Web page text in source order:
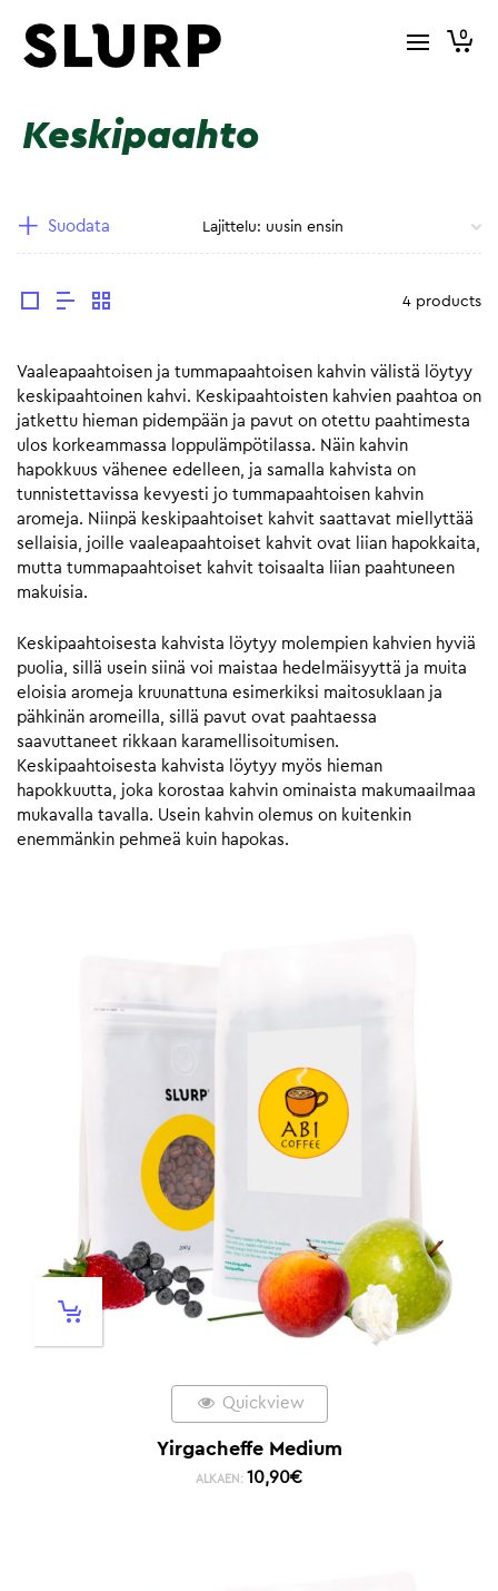
0
Keskipaahto
Suodata
4 products
Vaaleapaahtoisen ja tummapaahtoisen kahvin välistä löytyy
keskipaahtoinen kahvi. Keskipaahtoisten kahvien paahtoa on
jatkettu hieman pidempään ja pavut on otettu paahtimesta
ulos korkeammassa loppulämpötilassa. Näin kahvin
hapokkuus vähenee edelleen, ja samalla kahvista on
tunnistettavissa kevyesti jo tummapaahtoisen kahvin
aromeja. Niinpä keskipaahtoiset kahvit saattavat miellyttää
sellaisia, joille vaaleapaahtoiset kahvit ovat liian hapokkaita,
mutta tummapaahtoiset kahvit toisaalta liian paahtuneen
makuisia.
Keskipaahtoisesta kahvista löytyy molempien kahvien hyviä
puolia, sillä usein siinä voi maistaa hedelmäisyyttä ja muita
eloisia aromeja kruunattuna esimerkiksi maitosuklaan ja
pähkinän aromeilla, sillä pavut ovat paahtaessa
saavuttaneet rikkaan karamellisoitumisen.
Keskipaahtoisesta kahvista löytyy myös hieman
hapokkuutta, joka korostaa kahvin ominaista makumaailmaa
mukavalla tavalla. Usein kahvin olemus on kuitenkin
enemmänkin pehmeä kuin hapokas.
Quickview
Yirgacheffe Medium
ALKAEN: 10,90€